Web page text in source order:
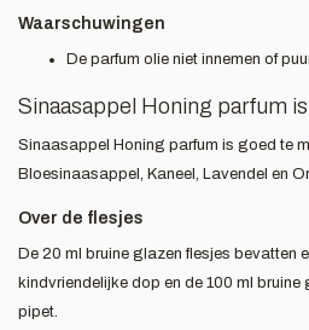
Waarschuwingen
De parfum olie niet innemen of
Sinaasappel Honing parfum
Sinaasappel Honing parfum is goed te
Bloesinaasappel, Kaneel, Lavendel en
Over de flesjes
De 20 ml bruine glazen flesjes bevatten
kindvriendelijke dop en de 100 ml bruine
pipet.